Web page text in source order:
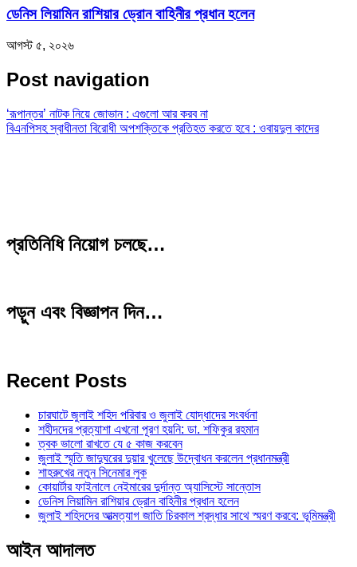
ডেনিস লিয়ামিন রাশিয়ার ড্রোন বাহিনীর প্রধান হলেন
আগস্ট ৫, ২০২৬
Post navigation
‘রূপান্তর’ নাটক নিয়ে জোভান : এগুলো আর করব না
বিএনপিসহ স্বাধীনতা বিরোধী অপশক্তিকে প্রতিহত করতে হবে : ওবায়দুল কাদের
প্রতিনিধি নিয়োগ চলছে…
পড়ুন এবং বিজ্ঞাপন দিন…
Recent Posts
চারঘাটে জুলাই শহিদ পরিবার ও জুলাই যোদ্ধাদের সংবর্ধনা
শহীদদের প্রত্যাশা এখনো পূরণ হয়নি: ডা. শফিকুর রহমান
ত্বক ভালো রাখতে যে ৫ কাজ করবেন
জুলাই স্মৃতি জাদুঘরের দুয়ার খুলেছে উদ্বোধন করলেন প্রধানমন্ত্রী
শাহরুখের নতুন সিনেমার লুক
কোয়ার্টার ফাইনালে নেইমারের দুর্দান্ত অ্যাসিস্টে সান্তোস
ডেনিস লিয়ামিন রাশিয়ার ড্রোন বাহিনীর প্রধান হলেন
জুলাই শহিদদের আত্মত্যাগ জাতি চিরকাল শ্রদ্ধার সাথে স্মরণ করবে: ভূমিমন্ত্রী
আইন আদালত